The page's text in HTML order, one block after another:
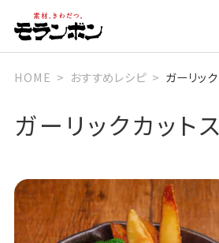
HOME おすすめレシピ ガーリッ
ガーリックカット